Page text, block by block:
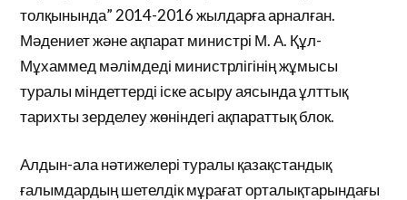
толқынында” 2014-2016 жылдарға арналған.
Мәдениет және ақпарат министрі М. А. Құл-
Мұхаммед мәлімдеді министрлігінің жұмысы
туралы міндеттерді іске асыру аясында ұлттық
тарихты зерделеу жөніндегі ақпараттық блок.
Алдын-ала нәтижелері туралы қазақстандық
ғалымдардың шетелдік мұрағат орталықтарындағы